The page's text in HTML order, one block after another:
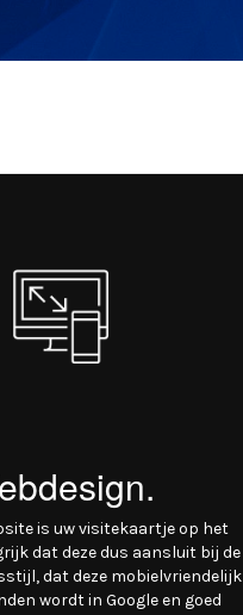
is uw visitekaartje op het
dat deze dus aansluit bij de
dat deze mobielvriendelijk
wordt in Google en goed